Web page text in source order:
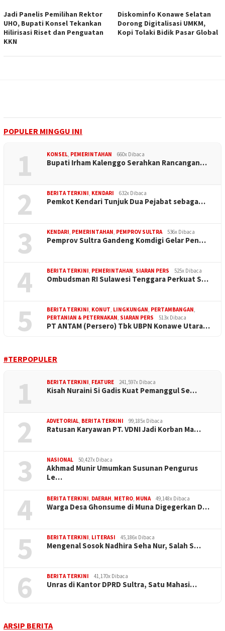
Jadi Panelis Pemilihan Rektor
UHO, Bupati Konsel Tekankan
Hilirisasi Riset dan Penguatan
KKN
Diskominfo Konawe Selatan
Dorong Digitalisasi UMKM,
Kopi Tolaki Bidik Pasar Global
POPULER MINGGU INI
1 KONSEL, PEMERINTAHAN 660x Dibaca
Bupati Irham Kalenggo Serahkan Rancangan…
2 BERITA TERKINI, KENDARI 632x Dibaca
Pemkot Kendari Tunjuk Dua Pejabat sebaga…
3 KENDARI, PEMERINTAHAN, PEMPROV SULTRA 536x Dibaca
Pemprov Sultra Gandeng Komdigi Gelar Pen…
4 BERITA TERKINI, PEMERINTAHAN, SIARAN PERS 525x Dibaca
Ombudsman RI Sulawesi Tenggara Perkuat S…
5 BERITA TERKINI, KONUT, LINGKUNGAN, PERTAMBANGAN,
PERTANIAN & PETERNAKAN, SIARAN PERS 513x Dibaca
PT ANTAM (Persero) Tbk UBPN Konawe Utara…
#TERPOPULER
1 BERITA TERKINI, FEATURE 241,597x Dibaca
Kisah Nuraini Si Gadis Kuat Pemanggul Se…
2 ADVETORIAL, BERITA TERKINI 99,185x Dibaca
Ratusan Karyawan PT. VDNI Jadi Korban Ma…
3 NASIONAL 50,427x Dibaca
Akhmad Munir Umumkan Susunan Pengurus
Le…
4 BERITA TERKINI, DAERAH, METRO, MUNA 49,148x Dibaca
Warga Desa Ghonsume di Muna Digegerkan D…
5 BERITA TERKINI, LITERASI 45,186x Dibaca
Mengenal Sosok Nadhira Seha Nur, Salah S…
6 BERITA TERKINI 41,170x Dibaca
Unras di Kantor DPRD Sultra, Satu Mahasi…
ARSIP BERITA